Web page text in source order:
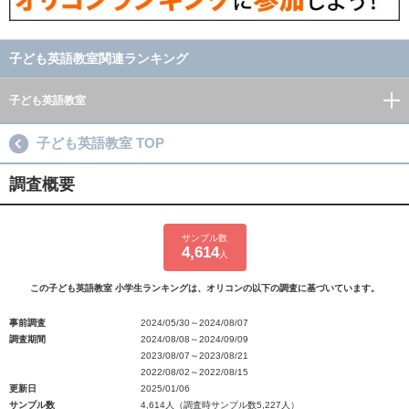
子ども英語教室関連ランキング
子ども英語教室
子ども英語教室 TOP
調査概要
サンプル数
4,614人
この子ども英語教室 小学生ランキングは、オリコンの以下の調査に基づいています。
事前調査
2024/05/30～2024/08/07
調査期間
2024/08/08～2024/09/09
2023/08/07～2023/08/21
2022/08/02～2022/08/15
更新日
2025/01/06
サンプル数
4,614人（調査時サンプル数5,227人）